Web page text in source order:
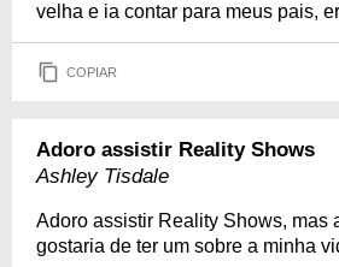
velha e ia contar para meus pais,
COPIAR
Adoro assistir Reality Shows
Ashley Tisdale
Adoro assistir Reality Shows, mas
gostaria de ter um sobre a minha